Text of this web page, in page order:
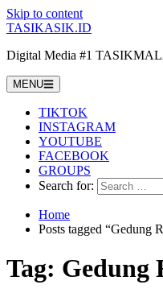
Skip to content
TASIKASIK.ID
Digital Media #1
MENU
TIKTOK
INSTAGRAM
YOUTUBE
FACEBOOK
GROUPS
Search for:
Home
Posts tagged “Gedung
Tag: Gedung